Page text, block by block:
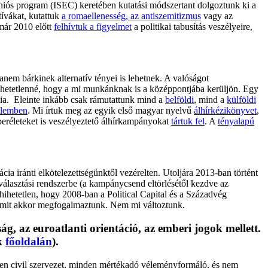
program (ISEC) keretében kutatási módszertant dolgoztunk ki a
kutattuk a romaellenesség, az antiszemitizmus vagy az
2010 előtt felhívtuk a figyelmet a politikai tabusítás veszélyeire,
bárkinek alternatív tényei is lehetnek. A valóságot
hogy a mi munkánknak is a középpontjába kerüljön. Egy
Eleinte inkább csak rámutattunk mind a belföldi, mind a külföldi
. Mi írtuk meg az egyik első magyar nyelvű álhírkézikönyvet,
is veszélyeztető álhírkampányokat tártuk fel. A tényalapú
iránti elkötelezettségünktől vezérelten. Utoljára 2013-ban történt
rendszerbe (a kampánycsend eltörlésétől kezdve az
hogy 2008-ban a Political Capital és a Századvég
akkor megfogalmaztunk. Nem mi változtunk.
az euroatlanti orientáció, az emberi jogok mellett.
főoldalán).
civil szervezet, minden mértékadó véleményformáló, és nem